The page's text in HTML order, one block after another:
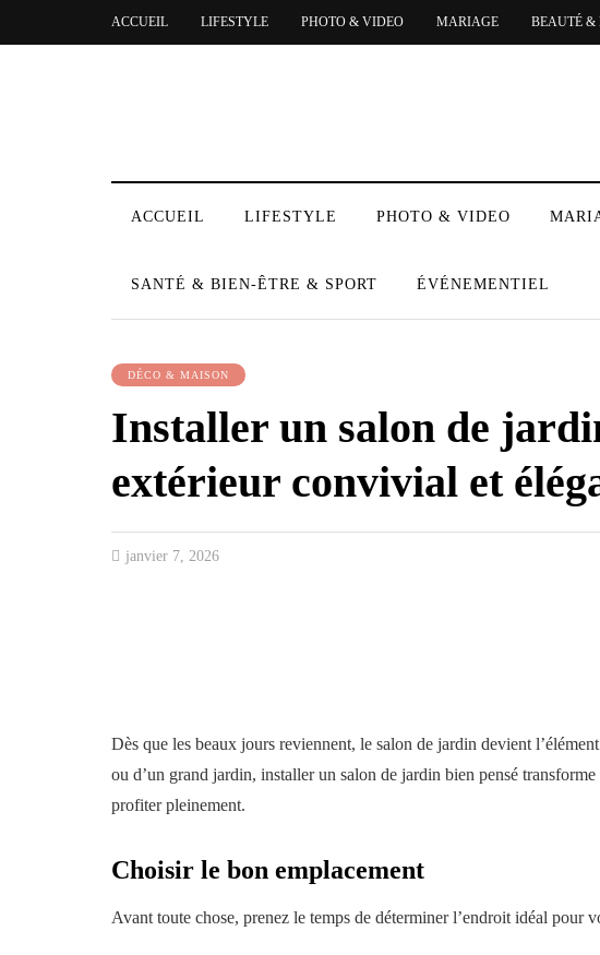
ACCUEIL LIFESTYLE PHOTO & VIDEO MARIAGE BEAUTÉ &
ACCUEIL LIFESTYLE PHOTO & VIDEO
SANTÉ & BIEN-ÊTRE & SPORT ÉVÉNEMENTIEL
DÉCO & MAISON
Installer un salon de
extérieur convivial et
janvier 7, 2026
Dès que les beaux jours reviennent, le salon de jardin devient
ou d’un grand jardin, installer un salon de jardin bien pensé
profiter pleinement.
Choisir le bon emplacement
Avant toute chose, prenez le temps de déterminer l’endroit idéal pour